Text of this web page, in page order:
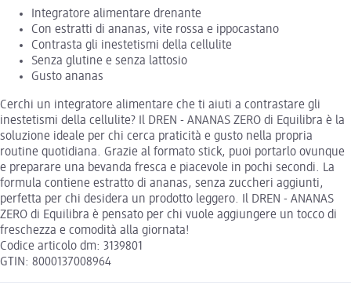
Integratore alimentare drenante
Con estratti di ananas, vite rossa e ippocastano
Contrasta gli inestetismi della cellulite
Senza glutine e senza lattosio
Gusto ananas
Cerchi un integratore alimentare che ti aiuti a contrastare gli
inestetismi della cellulite? Il DREN - ANANAS ZERO di Equilibra è la
soluzione ideale per chi cerca praticità e gusto nella propria
routine quotidiana. Grazie al formato stick, puoi portarlo ovunque
e preparare una bevanda fresca e piacevole in pochi secondi. La
formula contiene estratto di ananas, senza zuccheri aggiunti,
perfetta per chi desidera un prodotto leggero. Il DREN - ANANAS
ZERO di Equilibra è pensato per chi vuole aggiungere un tocco di
freschezza e comodità alla giornata!
Codice articolo dm: 3139801
GTIN: 8000137008964